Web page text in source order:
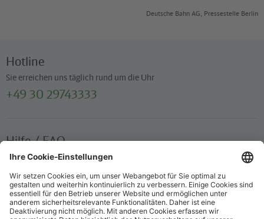
Deutsche Bahn AG, Pressestelle Berlin
Hotline
Sie erreichen uns täglich rund um die Uhr
+49 30 29743333
Hilfe / FAQ
Die wichtigsten Antworten und Hilfestellungen für unterwegs
Verkaufsstellen